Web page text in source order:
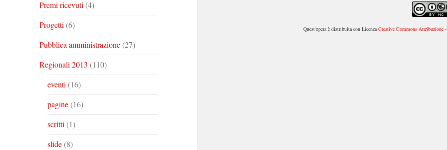
Premi ricevuti (4)
Progetti (6)
Pubblica amministrazione(27)
Regionali 2013 (110)
eventi (16)
pagine(16)
scritti (1)
slide(8)
Quest'opera è distribuita con LicenzaCreative Commons Attribuzione